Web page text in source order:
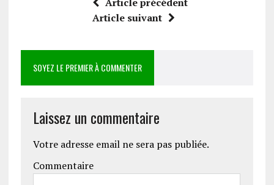
Article suivant
SOYEZ LE PREMIER À COMMENTER
Laissez un commentaire
Votre adresse email ne sera pas publiée.
Commentaire